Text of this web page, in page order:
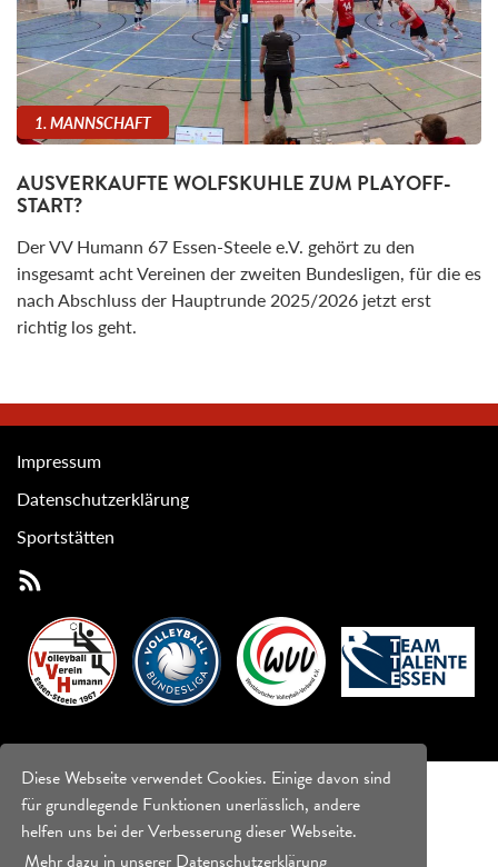
Diese Webseite verwendet Cookies. Einige davon sind
für grundlegende Funktionen unerlässlich, andere
helfen uns bei der Verbesserung dieser Webseite.
Mehr dazu in unserer Datenschutzerklärung
1. MANNSCHAFT
AUSVERKAUFTE WOLFSKUHLE ZUM PLAYOFF-
START?
Der VV Humann 67 Essen-Steele e.V. gehört zu den
insgesamt acht Vereinen der zweiten Bundesligen, für die es
nach Abschluss der Hauptrunde 2025/2026 jetzt erst
richtig los geht.
Impressum
Datenschutzerklärung
Sportstätten